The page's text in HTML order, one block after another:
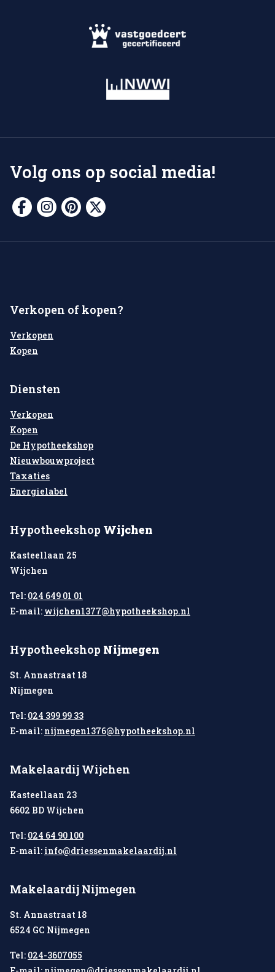
Volg ons op social media!
Verkopen of kopen?
Verkopen
Kopen
Diensten
Verkopen
Kopen
De Hypotheekshop
Nieuwbouwproject
Taxaties
Energielabel
Hypotheekshop Wijchen
Kasteellaan 25
Wijchen
Tel: 024 649 01 01
E-mail: wijchen1377@hypotheekshop.nl
Hypotheekshop Nijmegen
St. Annastraat 18
Nijmegen
Tel: 024 399 99 33
E-mail: nijmegen1376@hypotheekshop.nl
Makelaardij Wijchen
Kasteellaan 23
6602 BD Wijchen
Tel: 024 64 90 100
E-mail: info@driessenmakelaardij.nl
Makelaardij Nijmegen
St. Annastraat 18
6524 GC Nijmegen
Tel: 024-3607055